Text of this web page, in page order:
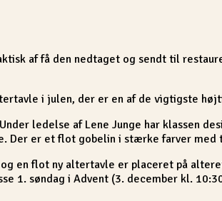
af få den nedtaget og sendt til
i julen, der er en af de vigtigste
ledelse af Lene Junge har klassen
Der er et flot gobelin i stærke farver
en flot ny altertavle er placeret på
1. søndag i Advent (3. december kl.